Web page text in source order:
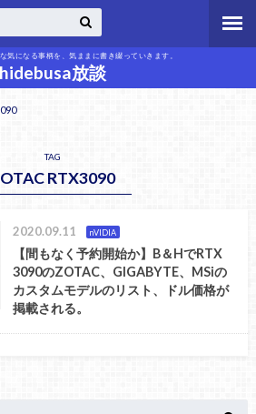
気になる事柄を、気ままに書き綴っていきます。
hidebusa放談
TAG
RTX3090
2020.09.11 nVIDIA
【間もなく予約開始か】B＆HでRTX
3090のZOTAC、GIGABYTE、MSiの
カスタムモデルのリスト、ドル価格が
掲載される。